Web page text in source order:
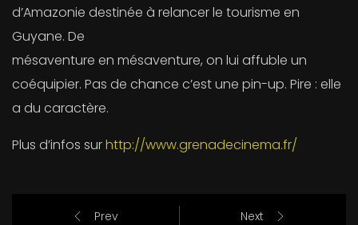
d’Amazonie destinée à relancer le tourisme en
Guyane. De
mésaventure en mésaventure, on lui affuble un
coéquipier. Pas de chance c’est une pin-up. Pire : elle
a du caractère.
Plus d’infos surhttp://www.grenadecinema.fr/
Prev Next